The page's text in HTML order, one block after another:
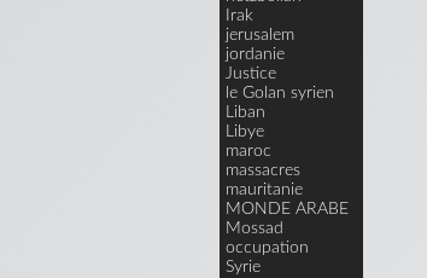
Irak
jerusalem
jordanie
Justice
le Golan syrien
Liban
Libye
maroc
massacres
mauritanie
MONDE ARABE
Mossad
occupation
Syrie